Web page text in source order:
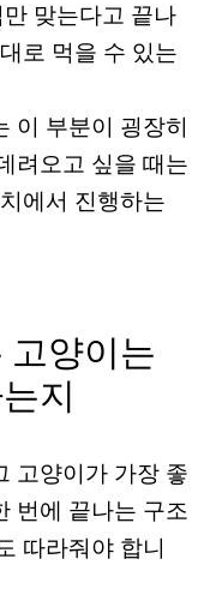
맞는다고 끝나
로 먹을 수 있는
이 부분이 굉장히
려오고 싶을 때는
에서 진행하는
고양이는
지
고양이가 가장 좋
번에 끝나는 구조
따라줘야 합니